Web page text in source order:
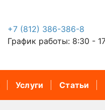
+7 (812) 386-386-8
График работы: 8:30 -
Услуги Статьи